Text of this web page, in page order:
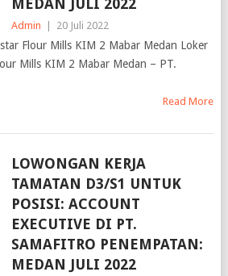
MEDAN JULI 2022
Admin 20 Juli 2022
Flour Mills KIM 2 Mabar Medan Loker
Mills KIM 2 Mabar Medan – PT.
Read More
LOWONGAN KERJA
TAMATAN D3/S1 UNTUK
POSISI: ACCOUNT
EXECUTIVE DI PT.
SAMAFITRO PENEMPATAN:
MEDAN JULI 2022